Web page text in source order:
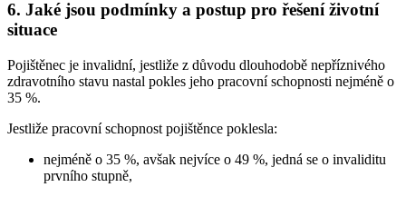
6. Jaké jsou podmínky a postup pro řešení životní
situace
Pojištěnec je invalidní, jestliže z důvodu dlouhodobě nepříznivého
zdravotního stavu nastal pokles jeho pracovní schopnosti nejméně o
35 %.
Jestliže pracovní schopnost pojištěnce poklesla:
nejméně o 35 %, avšak nejvíce o 49 %, jedná se o invaliditu
prvního stupně,